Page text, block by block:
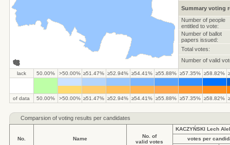
Summary voting
Number of people
entitled to vote:
Number of ballot
papers issued:
Total votes:
Number of valid
lack 50.00% >50.00% ≥51.47% ≥52.94% ≥54.41% ≥55.88% ≥57.35% ≥58.82%
of data 50.00% >50.00% ≥51.47% ≥52.94% ≥54.41% ≥55.88% ≥57.35% ≥58.82%
Comparsion of voting results per candidates
No. Name
No. of
valid votes
KACZYŃSKI Lech
votes per